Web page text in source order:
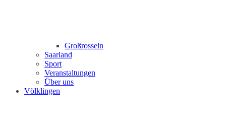
Großrosseln
Saarland
Sport
Veranstaltungen
Über uns
Völklingen